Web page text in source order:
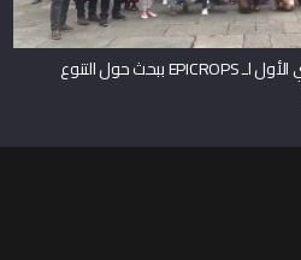
د. إباء فراح تشارك في المؤتمر السنوي الأول لـ EPICROPS ببحث حول التنوع